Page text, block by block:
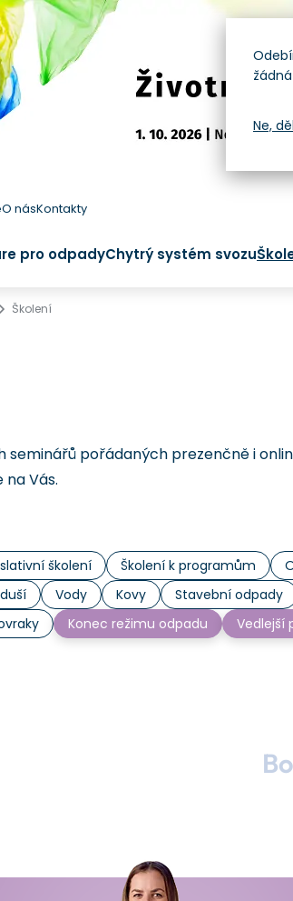
O násKontakty
pro odpadyChytrý systém svozu
Školení
seminářů pořádaných prezenčně i
Vás.
školení Školení k programům
Vody Kovy Stavební odpady
Konec režimu odpadu Vedlejší
Ne,